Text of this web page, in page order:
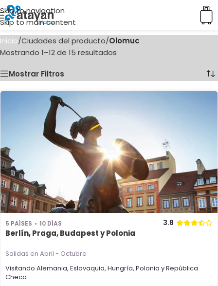
Skip to navigation
Skip to main content
Inicio/Ciudades del producto/Olomuc
Mostrando 1–12 de 15 resultados
Mostrar Filtros
5 PAÍSES 10 DÍAS 3.8
Berlín, Praga, Budapest y Polonia
Salidas en Abril - Octubre
Visitando Alemania, Eslovaquia, Hungría, Polonia yRepública
Checa